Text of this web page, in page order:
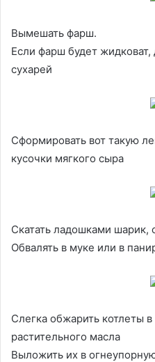
Вымешать фарш.
Если фарш будет
сухарей
Сформировать вот такую
кусочки мягкого сыра
Скатать ладошками шарик,
Обвалять в муке или в
Слегка обжарить котлеты
растительного масла
Выложить их в